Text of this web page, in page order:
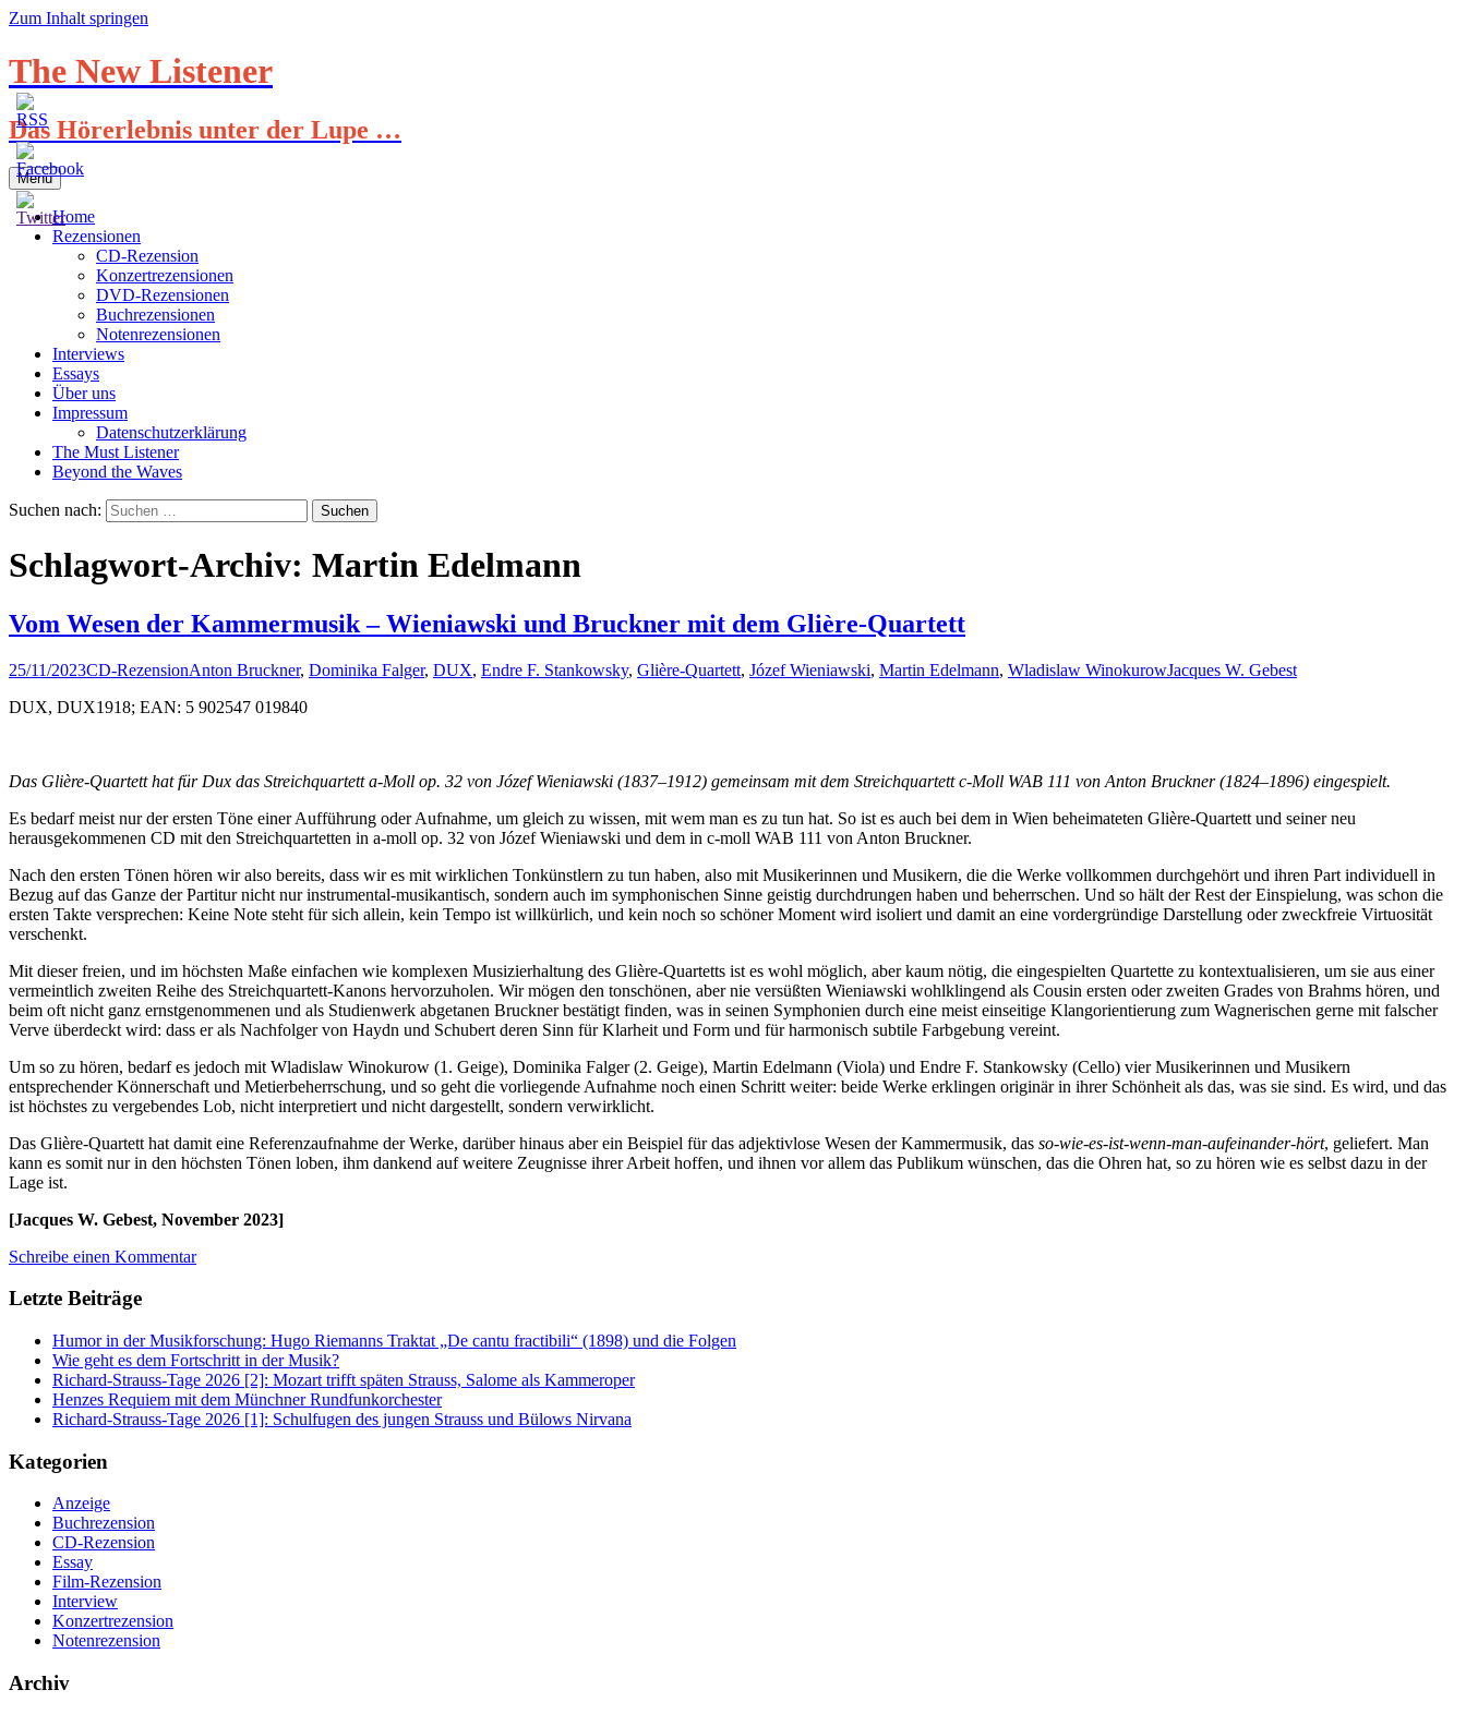
Zum Inhalt springen
The New Listener
Das Hörerlebnis unter der Lupe …
Menü
Home
Rezensionen
CD-Rezension
Konzertrezensionen
DVD-Rezensionen
Buchrezensionen
Notenrezensionen
Interviews
Essays
Über uns
Impressum
Datenschutzerklärung
The Must Listener
Beyond the Waves
Suchen nach:
Schlagwort-Archiv: Martin Edelmann
Vom Wesen der Kammermusik – Wieniawski und Bruckner mit dem Glière-Quartett
25/11/2023CD-RezensionAnton Bruckner, Dominika Falger, DUX, Endre F. Stankowsky, Glière-Quartett, Józef Wieniawski, Martin Edelmann, Wladislaw WinokurowJacques W. Gebest
DUX, DUX1918; EAN: 5 902547 019840
Das Glière-Quartett hat für Dux das Streichquartett a-Moll op. 32 von Józef Wieniawski (1837–1912) gemeinsam mit dem Streichquartett c-Moll WAB 111 von Anton Bruckner (1824–1896) eingespielt.
Es bedarf meist nur der ersten Töne einer Aufführung oder Aufnahme, um gleich zu wissen, mit wem man es zu tun hat. So ist es auch bei dem in Wien beheimateten Glière-Quartett und seiner neu
herausgekommenen CD mit den Streichquartetten in a-moll op. 32 von Józef Wieniawski und dem in c-moll WAB 111 von Anton Bruckner.
Nach den ersten Tönen hören wir also bereits, dass wir es mit wirklichen Tonkünstlern zu tun haben, also mit Musikerinnen und Musikern, die die Werke vollkommen durchgehört und ihren Part individuell in
Bezug auf das Ganze der Partitur nicht nur instrumental-musikantisch, sondern auch im symphonischen Sinne geistig durchdrungen haben und beherrschen. Und so hält der Rest der Einspielung, was schon die
ersten Takte versprechen: Keine Note steht für sich allein, kein Tempo ist willkürlich, und kein noch so schöner Moment wird isoliert und damit an eine vordergründige Darstellung oder zweckfreie Virtuosität
verschenkt.
Mit dieser freien, und im höchsten Maße einfachen wie komplexen Musizierhaltung des Glière-Quartetts ist es wohl möglich, aber kaum nötig, die eingespielten Quartette zu kontextualisieren, um sie aus einer
vermeintlich zweiten Reihe des Streichquartett-Kanons hervorzuholen. Wir mögen den tonschönen, aber nie versüßten Wieniawski wohlklingend als Cousin ersten oder zweiten Grades von Brahms hören, und
beim oft nicht ganz ernstgenommenen und als Studienwerk abgetanen Bruckner bestätigt finden, was in seinen Symphonien durch eine meist einseitige Klangorientierung zum Wagnerischen gerne mit falscher
Verve überdeckt wird: dass er als Nachfolger von Haydn und Schubert deren Sinn für Klarheit und Form und für harmonisch subtile Farbgebung vereint.
Um so zu hören, bedarf es jedoch mit Wladislaw Winokurow (1. Geige), Dominika Falger (2. Geige), Martin Edelmann (Viola) und Endre F. Stankowsky (Cello) vier Musikerinnen und Musikern
entsprechender Könnerschaft und Metierbeherrschung, und so geht die vorliegende Aufnahme noch einen Schritt weiter: beide Werke erklingen originär in ihrer Schönheit als das, was sie sind. Es wird, und das
ist höchstes zu vergebendes Lob, nicht interpretiert und nicht dargestellt, sondern verwirklicht.
Das Glière-Quartett hat damit eine Referenzaufnahme der Werke, darüber hinaus aber ein Beispiel für das adjektivlose Wesen der Kammermusik, das so-wie-es-ist-wenn-man-aufeinander-hört, geliefert. Man
kann es somit nur in den höchsten Tönen loben, ihm dankend auf weitere Zeugnisse ihrer Arbeit hoffen, und ihnen vor allem das Publikum wünschen, das die Ohren hat, so zu hören wie es selbst dazu in der
Lage ist.
[Jacques W. Gebest, November 2023]
Schreibe einen Kommentar
Letzte Beiträge
Humor in der Musikforschung: Hugo Riemanns Traktat „De cantu fractibili“ (1898) und die Folgen
Wie geht es dem Fortschritt in der Musik?
Richard-Strauss-Tage 2026 [2]: Mozart trifft späten Strauss, Salome als Kammeroper
Henzes Requiem mit dem Münchner Rundfunkorchester
Richard-Strauss-Tage 2026 [1]: Schulfugen des jungen Strauss und Bülows Nirvana
Kategorien
Anzeige
Buchrezension
CD-Rezension
Essay
Film-Rezension
Interview
Konzertrezension
Notenrezension
Archiv